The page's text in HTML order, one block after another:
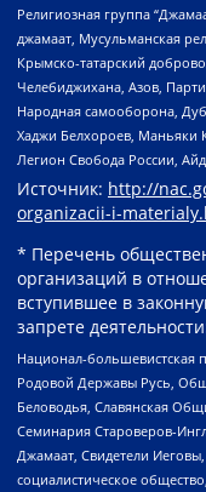
Религиозная группа
джамаат, Мусульманская
Крымско-татарский
Челебиджихана, Азов,
Народная самооборона,
Хаджи Белхороев, Маньяки
Легион Свобода России,
Источник: http://
organizacii-i-
* Перечень
организаций в
вступившее в
запрете
Национал-большевистская
Родовой Державы Русь,
Беловодья, Славянская
Семинария Староверов-
Джамаат, Свидетели
социалистическое